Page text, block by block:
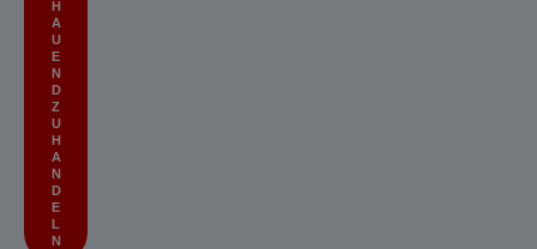
H
A
U
E
N
D
Z
U
H
A
N
D
E
L
N